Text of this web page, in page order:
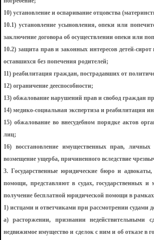
10) установление и оспаривание отцовства
10.1) установление усыновления, опеки или
заключение договора об осуществлении опеки или
10.2) защита прав и законных интересов детей-
оставшихся без попечения родителей;
11) реабилитация граждан, пострадавших от
12) ограничение дееспособности;
13) обжалование нарушений прав и свобод граждан
14) медико-социальная экспертиза и реабилитация
15) обжалование во внесудебном порядке актов
лиц;
16) восстановление имущественных прав,
возмещение ущерба, причиненного вследствие
3. Государственные юридические бюро и
помощи, представляют в судах, государственных
получение бесплатной юридической помощи в
1) истцами и ответчиками при рассмотрении судами
а) расторжении, признании недействительными
недвижимое имущество и сделок с ним и об отказе в